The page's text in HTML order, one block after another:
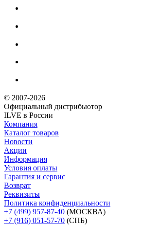
© 2007-2026
Официальный дистрибьютoр
ILVE в России
Компания
Каталог товаров
Новости
Акции
Информация
Условия оплаты
Гарантия и сервис
Возврат
Реквизиты
Политика конфиденциальности
+7 (499) 957-87-40 (МОСКВА)
+7 (916) 051-57-70 (СПБ)